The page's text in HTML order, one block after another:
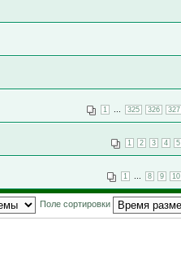
1 325 326 327
1 2 3 4 5
1 8 9 10
Поле сортировки